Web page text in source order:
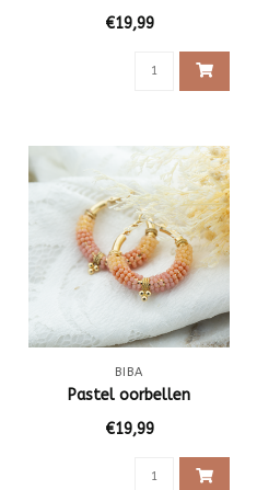
€19,99
BIBA
Pastel oorbellen
€19,99